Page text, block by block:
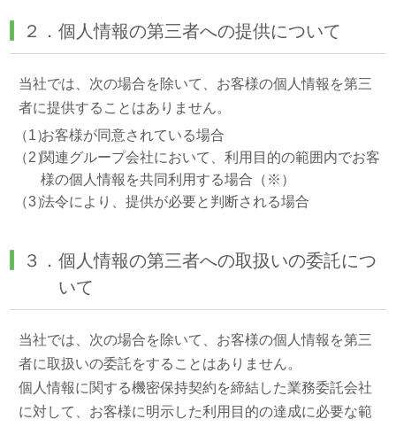
２．個人情報の第三者への提供について
当社では、次の場合を除いて、お客様の個人情報を第三
者に提供することはありません。
（1）お客様が同意されている場合
（2）関連グループ会社において、利用目的の範囲内でお客
様の個人情報を共同利用する場合（※）
（3）法令により、提供が必要と判断される場合
３．個人情報の第三者への取扱いの委託につ
いて
当社では、次の場合を除いて、お客様の個人情報を第三
者に取扱いの委託をすることはありません。
個人情報に関する機密保持契約を締結した業務委託会社
に対して、お客様に明示した利用目的の達成に必要な範